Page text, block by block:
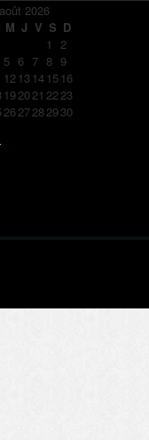
août 2026
M J V S D
1 2
5 6 7 8 9
12 13 14 15 16
192021 2223
2627282930